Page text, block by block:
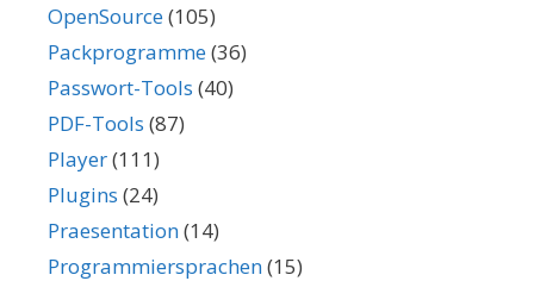
OpenSource(105)
Packprogramme(36)
Passwort-Tools (40)
PDF-Tools (87)
Player(111)
Plugins (24)
Praesentation(14)
Programmiersprachen(15)